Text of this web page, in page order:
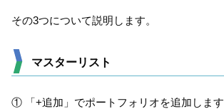
その3つについて説明します。
マスターリスト
① 「+追加」でポートフォリオを追加しま